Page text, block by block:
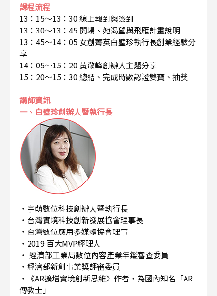
課程流程
13：15～13：30 線上報到與簽到
13：30～13：45 開場、她渴望與飛雁計畫說明
13：45～14：05 女創菁英白璧珍執行長創業經驗分
享
14：05～15：20 黃敬峰創辦人主題分享
15：20～15：30 總結、完成時數認證雙寶、抽獎
講師資訊
一、白璧珍創辦人暨執行長
・宇萌數位科技創辦人暨執行長
・台灣實境科技創新發展協會理事長
・台灣數位應用多媒體協會理事
・2019 百大MVP經理人
・ 經濟部工業局數位內容產業年鑑審查委員
・經濟部新創事業獎評審委員
・《AR擴增實境創新思維》作者，為國內知名「AR
傳教士」